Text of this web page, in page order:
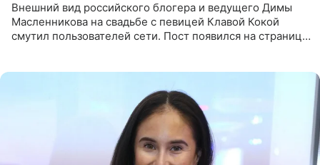
Внешний вид российского блогера и ведущего Димы
Масленникова на свадьбе с певицей Клавой Кокой
смутил пользователей сети. Пост появился на странице